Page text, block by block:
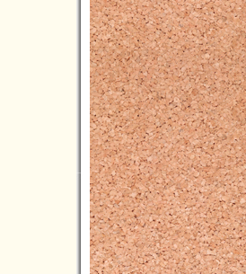
2024年09月(14)
2024年08月(7)
2024年07月(16)
2024年06月(9)
2024年05月(10)
2024年04月(5)
2024年03月(7)
2024年02月(2)
2024年01月(6)